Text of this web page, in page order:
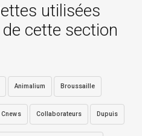
utilisées
cette section
Animalium Broussaille
Cnews Collaborateurs Dupuis